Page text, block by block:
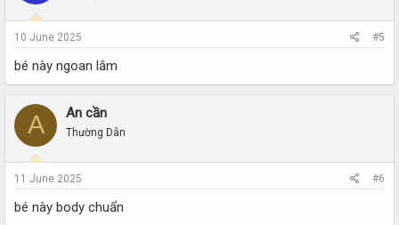
10 June 2025 #5
bé này ngoan lắm
A An cần
Thường Dân
11 June 2025 #6
bé này body chuẩn